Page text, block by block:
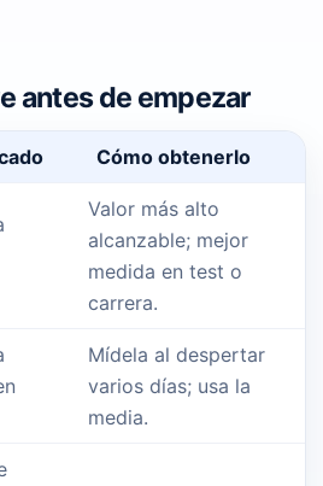
antes de empezar
Cómo obtenerlo
Valor más alto
alcanzable; mejor
medida en test o
carrera.
Mídela al despertar
varios días; usa la
media.